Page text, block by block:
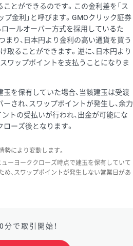
とができるのです。この金利差を「ス
プ金利」と呼びます。GMOクリック証券
ロールオーバー方式を採用しているた
まり、日本円より金利の高い通貨を買う
取ることができます。逆に、日本円より
ワップポイントを支払うことになりま
を保有していた場合、当該建玉は受渡
され、スワップポイントが発生し、余力
トの受払いが行われ、出金が可能にな
ーズ後となります。
により変動します。
ューヨーククローズ時点で建玉を保有していて
め、スワップポイントが発生しない営業日があ
分で取引開始！